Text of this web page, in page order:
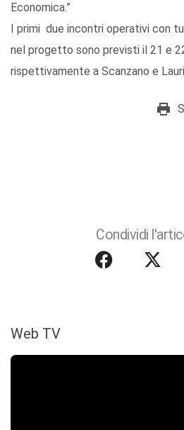
Economica.”
I primi due incontri operativi con
nel progetto sono previsti il 21 e
rispettivamente a Scanzano e
Condividi
Web TV